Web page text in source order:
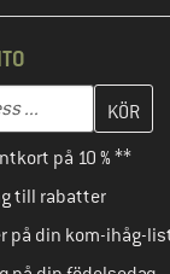
här och
på 10 % **
till rabatter
på din kom-ihåg-